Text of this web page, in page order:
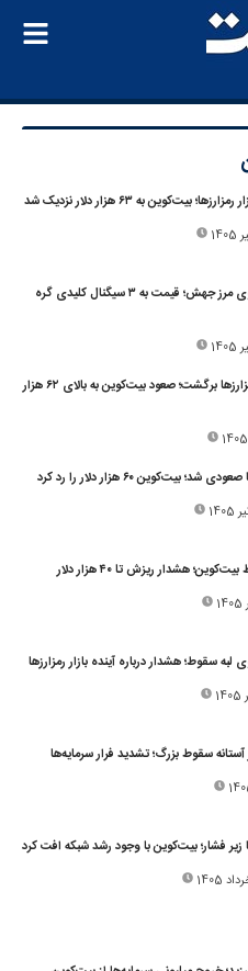
بیت‌کوین به ۶۳ هزار دلار نزدیک شد
بیت‌کوین روی مرز جهش؛ قیمت به ۳ سیگنال کلیدی گره
ورق بازار رمزارزها برگشت؛ صعود بیت‌کوین به بالای ۶۲ هزار
شد؛ بیت‌کوین ۶۰ هزار دلار را رد کرد
هشدار ریزش تا ۴۰ هزار دلار
سقوط؛ هشدار درباره آینده بازار رمزارزها
سقوط بزرگ؛ تشدید فرار سرمایه‌ها
زیر فشار؛ بیت‌کوین با وجود رشد شبکه افت کرد